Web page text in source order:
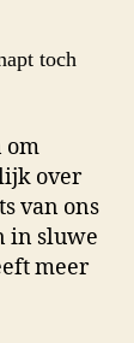
toch
om
over
van ons
in sluwe
meer